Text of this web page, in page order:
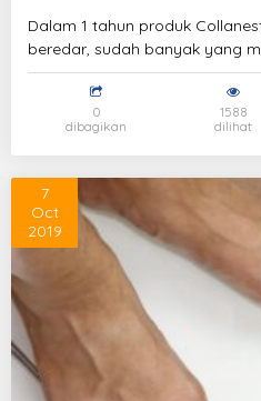
Dalam 1 tahun produk
beredar, sudah banyak yang
0
dibagikan
1588
dilihat
7
Oct
2019